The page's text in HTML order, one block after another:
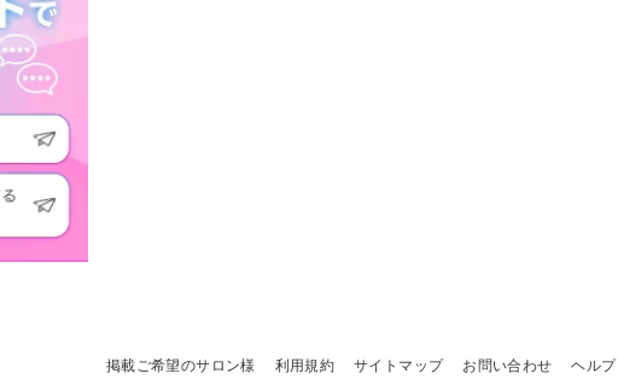
掲載ご希望のサロン様 利用規約 サイトマップ お問い合わせ ヘルプ